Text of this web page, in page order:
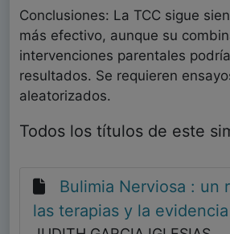
Conclusiones: La TCC sigue
más efectivo, aunque su
intervenciones parentales
resultados. Se requieren
aleatorizados.
Todos los títulos de este
Bulimia Nerviosa : un
las terapias y la